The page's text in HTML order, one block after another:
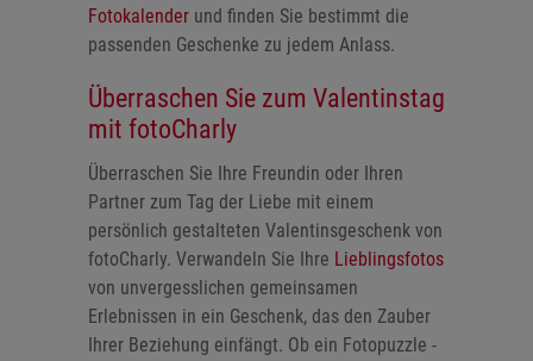
Fotokalender und finden Sie bestimmt die
passenden Geschenke zu jedem Anlass.
Überraschen Sie zum Valentinstag
mit fotoCharly
Überraschen Sie Ihre Freundin oder Ihren
Partner zum Tag der Liebe mit einem
persönlich gestalteten Valentinsgeschenk von
fotoCharly. Verwandeln Sie Ihre Lieblingsfotos
von unvergesslichen gemeinsamen
Erlebnissen in ein Geschenk, das den Zauber
Ihrer Beziehung einfängt. Ob ein Fotopuzzle -